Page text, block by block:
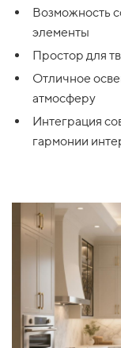
Возможность
элементы
Простор для
Отличное
атмосферу
Интеграция
гармонии